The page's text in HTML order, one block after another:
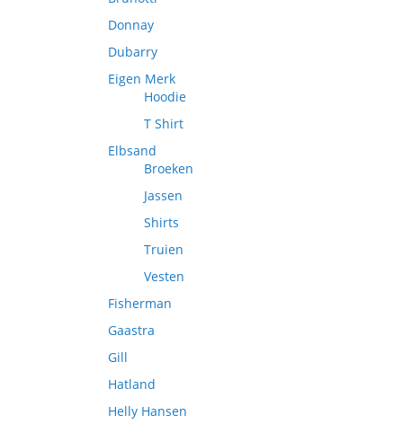
Donnay
Dubarry
Eigen Merk
Hoodie
T Shirt
Elbsand
Broeken
Jassen
Shirts
Truien
Vesten
Fisherman
Gaastra
Gill
Hatland
Helly Hansen